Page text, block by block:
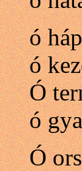
ó
ó
Ó
ó
Ó